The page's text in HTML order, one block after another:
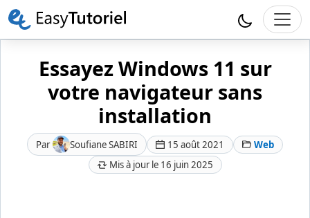
Essayez Windows 11 sur
votre navigateur sans
installation
Par Soufiane SABIRI 15 août 2021
Web
Mis à jour le 16 juin 2025